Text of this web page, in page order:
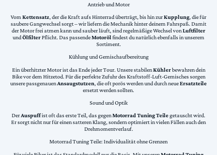
Antrieb und Motor
VomKettensatz, der die Kraft aufs Hinterrad überträgt, bis hin zurKupplung, die für
saubere Gangwechsel sorgt – wir liefern die Mechanik hinter deinem Fahrspaß. Damit
der Motor frei atmen kann und sauber läuft, sind regelmäßige Wechsel vonLuftfilter
undÖlfilterPflicht. Das passendeMotorölfindest du natürlich ebenfalls in unserem
Sortiment.
Kühlung und Gemischaufbereitung
Ein überhitzter Motor ist das Ende jeder Tour. Unsere stabilenKühlerbewahren dein
Bike vor dem Hitzetod. Für die perfekte Zufuhr des Kraftstoff-Luft-Gemisches sorgen
unsere passgenauenAnsaugstutzen, die oft porös werden und durch neueErsatzteile
ersetzt werden sollten.
Sound und Optik
DerAuspuffist oft das erste Teil, das gegenMotorrad Tuning Teilegetauscht wird.
Er sorgt nicht nur für einen satteren Klang, sondern optimiert in vielen Fällen auch den
Drehmomentverlauf.
Motorrad Tuning Teile: Individualität ohne Grenzen